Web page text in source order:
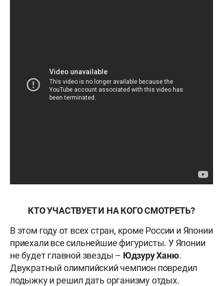
КТО УЧАСТВУЕТ И НА КОГО СМОТРЕТЬ?
В этом году от всех стран, кроме России и Японии
приехали все сильнейшие фигуристы. У Японии
не будет главной звезды – Юдзуру Ханю.
Двукратный олимпийский чемпион повредил
лодыжку и решил дать организму отдых.